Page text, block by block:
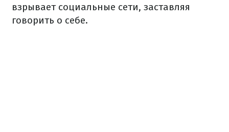
взрывает социальные сети, заставляя
говорить о себе.